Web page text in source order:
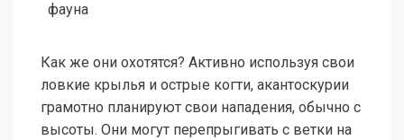
фауна
Как же они охотятся? Активно используя свои
ловкие крылья и острые когти, акантоскурии
грамотно планируют свои нападения, обычно с
высоты. Они могут перепрыгивать с ветки на